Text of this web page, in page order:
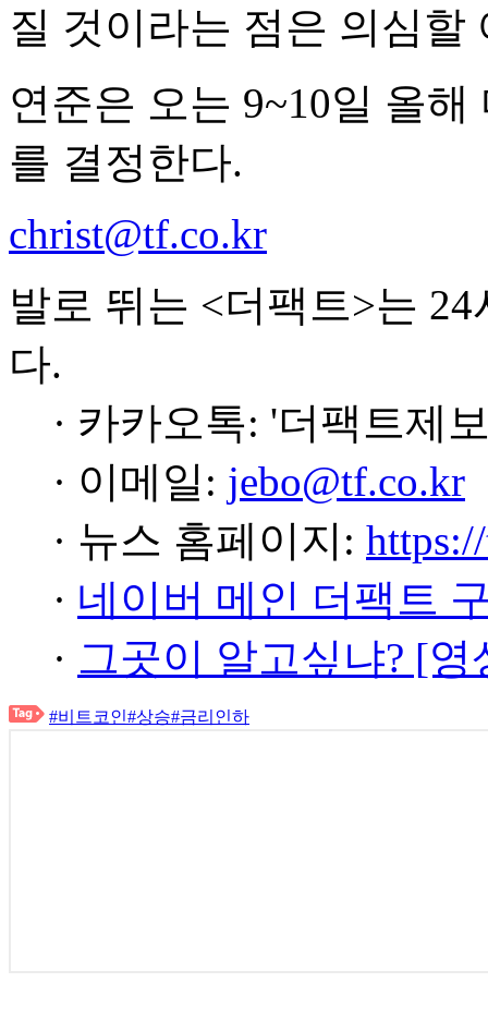
질 것이라는 점은 의심
연준은 오는 9~10일 올
를 결정한다.
christ@tf.co.kr
발로 뛰는 <더팩트>는
다.
· 카카오톡: '더팩트제
· 이메일: jebo@tf.co.kr
· 뉴스 홈페이지:
· 네이버 메인 더팩트
· 그곳이 알고싶냐? [
#비트코인#상승#금리인하